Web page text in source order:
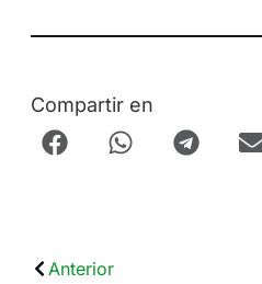
Compartir en
Anterior